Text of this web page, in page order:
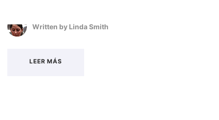
Written by Linda Smith
LEER MÁS